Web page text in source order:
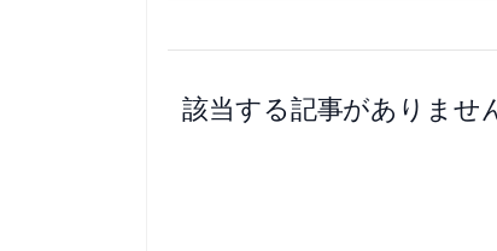
該当する記事がありませ